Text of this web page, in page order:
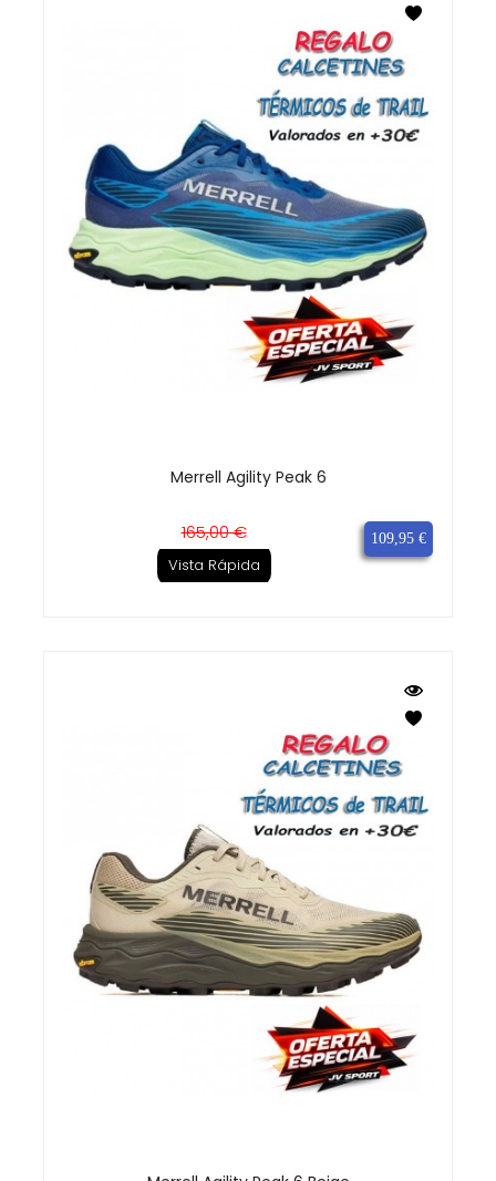
Merrell Agility Peak 6
Precio
base
165,00 €Precio 109,95 €
Vista Rápida